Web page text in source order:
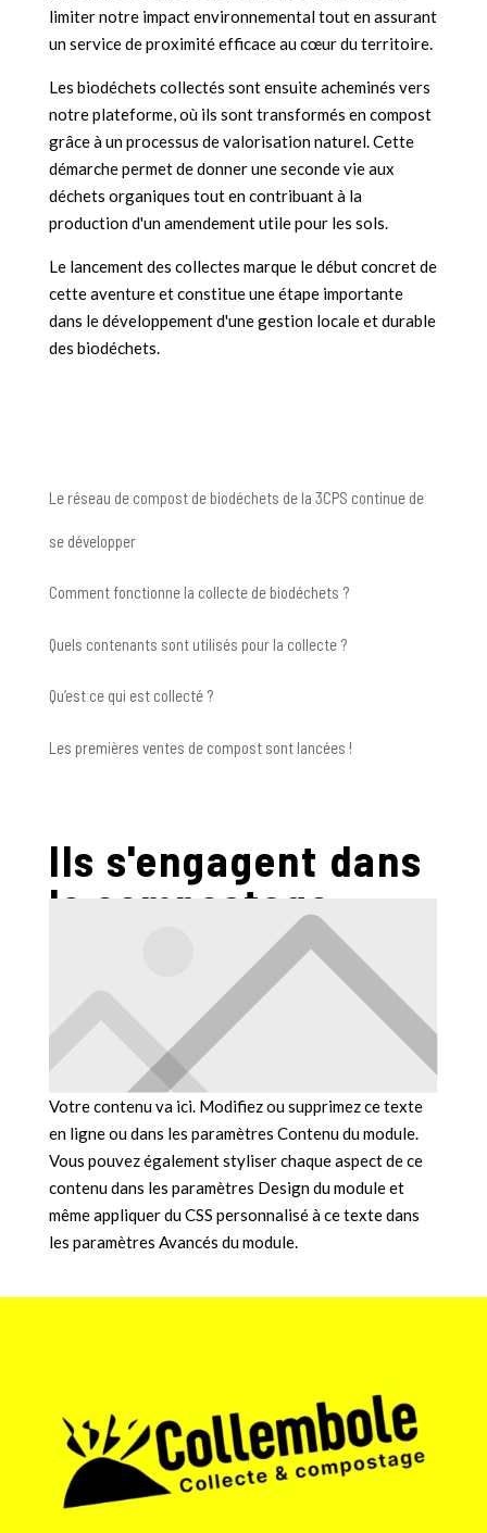
limiter notre impact environnemental tout en assurant
un service de proximité efficace au cœur du territoire.
Les biodéchets collectés sont ensuite acheminés vers
notre plateforme, où ils sont transformés en compost
grâce à un processus de valorisation naturel. Cette
démarche permet de donner une seconde vie aux
déchets organiques tout en contribuant à la
production d'un amendement utile pour les sols.
Le lancement des collectes marque le début concret de
cette aventure et constitue une étape importante
dans le développement d'une gestion locale et durable
des biodéchets.
Le réseau de compost de biodéchets de la 3CPS continue de
se développer
Comment fonctionne la collecte de biodéchets ?
Quels contenants sont utilisés pour la collecte ?
Qu’est ce qui est collecté ?
Les premières ventes de compost sont lancées !
Ils s'engagent dans
le compostage
Votre contenu va ici. Modifiez ou supprimez ce texte
en ligne ou dans les paramètres Contenu du module.
Vous pouvez également styliser chaque aspect de ce
contenu dans les paramètres Design du module et
même appliquer du CSS personnalisé à ce texte dans
les paramètres Avancés du module.